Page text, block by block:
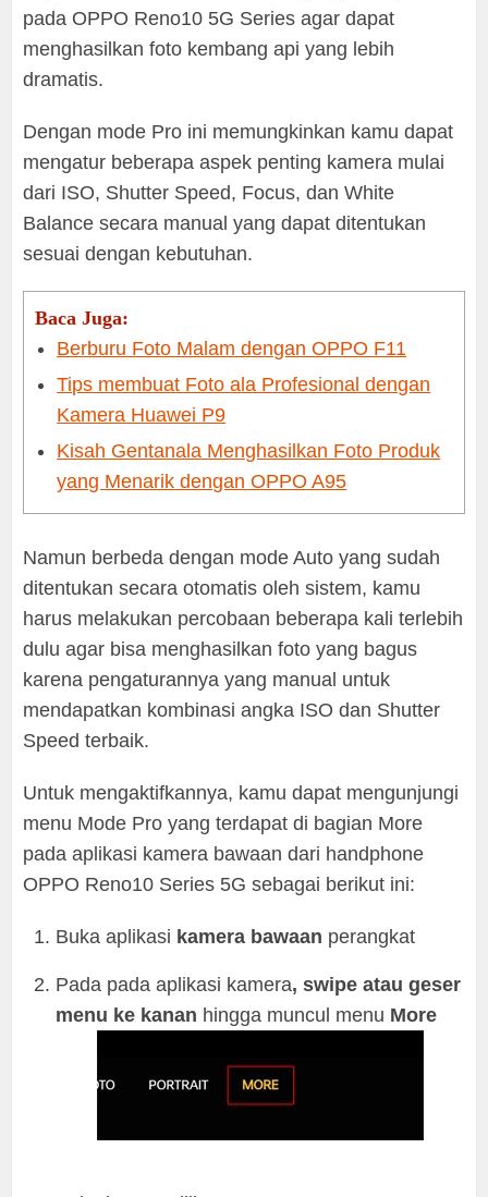
pada OPPO Reno10 5G Series agar dapat
menghasilkan foto kembang api yang lebih
dramatis.
Dengan mode Pro ini memungkinkan kamu dapat
mengatur beberapa aspek penting kamera mulai
dari ISO, Shutter Speed, Focus, dan White
Balance secara manual yang dapat ditentukan
sesuai dengan kebutuhan.
Baca Juga:
Berburu Foto Malam dengan OPPO F11
Tips membuat Foto ala Profesional dengan
Kamera Huawei P9
Kisah Gentanala Menghasilkan Foto Produk
yang Menarik dengan OPPO A95
Namun berbeda dengan mode Auto yang sudah
ditentukan secara otomatis oleh sistem, kamu
harus melakukan percobaan beberapa kali terlebih
dulu agar bisa menghasilkan foto yang bagus
karena pengaturannya yang manual untuk
mendapatkan kombinasi angka ISO dan Shutter
Speed terbaik.
Untuk mengaktifkannya, kamu dapat mengunjungi
menu Mode Pro yang terdapat di bagian More
pada aplikasi kamera bawaan dari handphone
OPPO Reno10 Series 5G sebagai berikut ini:
Buka aplikasi kamera bawaan perangkat
Pada pada aplikasi kamera, swipe atau geser
menu ke kanan hingga muncul menu More